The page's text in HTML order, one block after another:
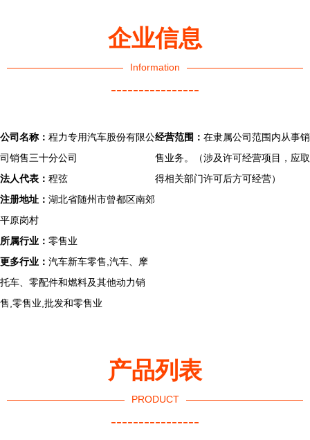
企业信息
Information
----------------
公司名称： 程力专用汽车股份有限公
司销售三十分公司
法人代表： 程弦
注册地址： 湖北省随州市曾都区南郊
平原岗村
所属行业： 零售业
更多行业： 汽车新车零售,汽车、摩
托车、零配件和燃料及其他动力销
售,零售业,批发和零售业
经营范围： 在隶属公司范围内从事销
售业务。（涉及许可经营项目，应取
得相关部门许可后方可经营）
产品列表
PRODUCT
----------------